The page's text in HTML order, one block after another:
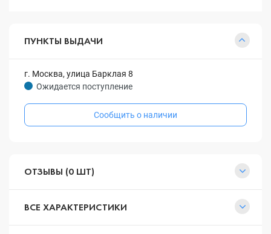
ПУНКТЫ ВЫДАЧИ
г. Москва, улица Барклая 8
Ожидается поступление
Сообщить о наличии
ОТЗЫВЫ (0 ШТ)
ВСЕ ХАРАКТЕРИСТИКИ